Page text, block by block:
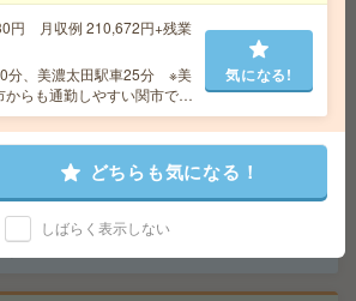
支給 ※派遣先による
駅・北大垣駅・西大垣駅・東
など勤務地多数！
気になる!
日OK＊コスメの仕分け[派遣]
円
駅・北大垣駅・西大垣駅・東
ど勤務地多数！
円 月収例 210,672円+残業
分、美濃太田駅車25分 ※美
からも通勤しやすい関市で
料駐車場あります！制服通勤
気になる!
どちらも気になる！
しばらく表示しない